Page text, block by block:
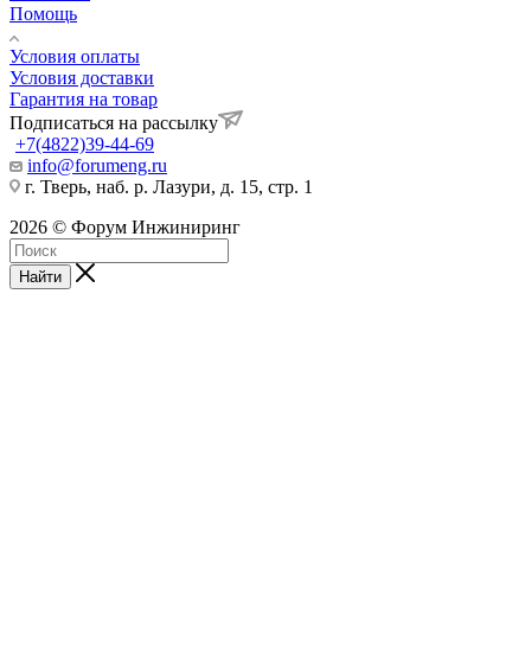
Помощь
Условия оплаты
Условия доставки
Гарантия на товар
Подписаться на рассылку
+7(4822)39-44-69
info@forumeng.ru
г. Тверь, наб. р. Лазури, д. 15, стр. 1
2026 © Форум Инжиниринг
Найти